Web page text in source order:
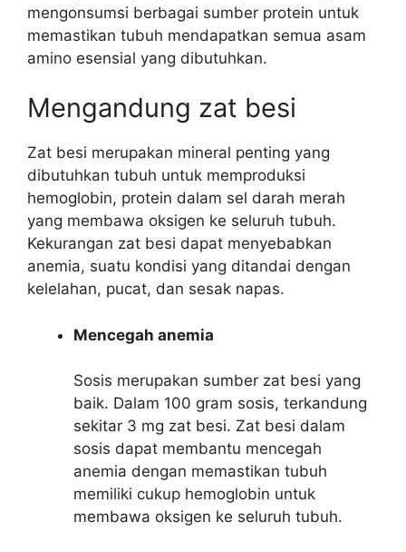
mengonsumsi berbagai sumber protein untuk
memastikan tubuh mendapatkan semua asam
amino esensial yang dibutuhkan.
Mengandung zat besi
Zat besi merupakan mineral penting yang
dibutuhkan tubuh untuk memproduksi
hemoglobin, protein dalam sel darah merah
yang membawa oksigen ke seluruh tubuh.
Kekurangan zat besi dapat menyebabkan
anemia, suatu kondisi yang ditandai dengan
kelelahan, pucat, dan sesak napas.
Mencegah anemia
Sosis merupakan sumber zat besi yang
baik. Dalam 100 gram sosis, terkandung
sekitar 3 mg zat besi. Zat besi dalam
sosis dapat membantu mencegah
anemia dengan memastikan tubuh
memiliki cukup hemoglobin untuk
membawa oksigen ke seluruh tubuh.